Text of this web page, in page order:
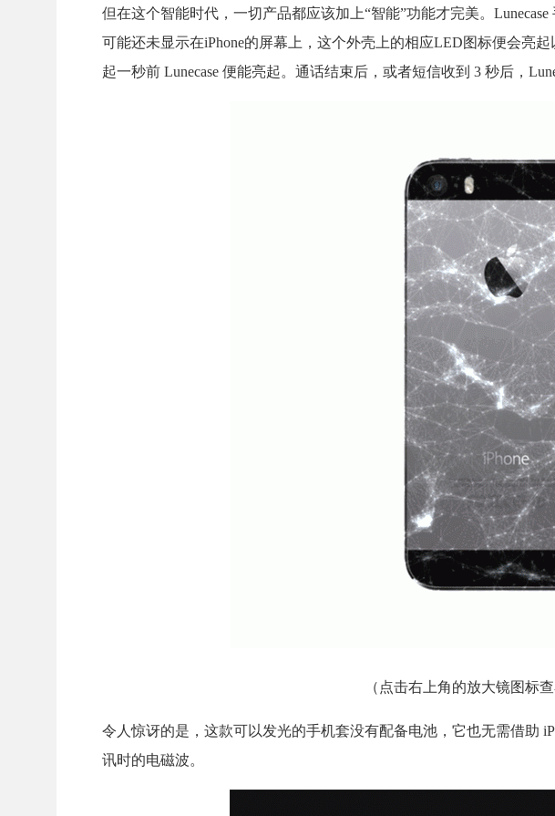
但在这个智能时代，一切产品都应该加上“智能”功能才完美。
可能还未显示在iPhone的屏幕上，这个外壳上的相应LED图标便会亮
起一秒前 Lunecase 便能亮起。通话结束后，或者短信收到 3 秒后，
（点击右上角的放大镜图标
令人惊讶的是，这款可以发光的手机套没有配备电池，它也无需借助
讯时的电磁波。